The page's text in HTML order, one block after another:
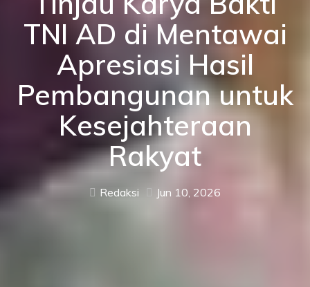
TNI AD di Mentawai
Apresiasi Hasil
Pembangunan untuk
Kesejahteraan
Rakyat
Redaksi Jun 10, 2026